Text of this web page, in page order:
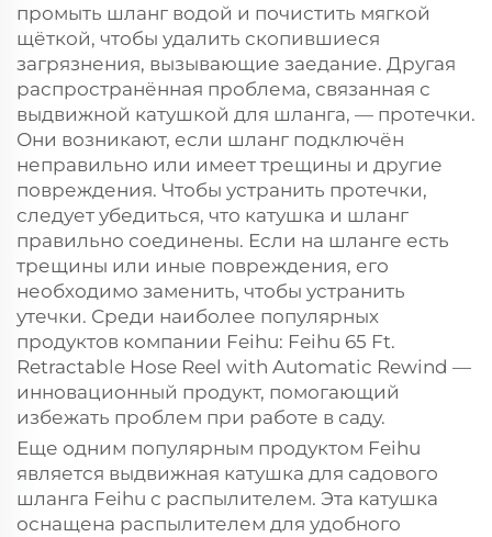
промыть шланг водой и почистить мягкой
щёткой, чтобы удалить скопившиеся
загрязнения, вызывающие заедание. Другая
распространённая проблема, связанная с
выдвижной катушкой для шланга, — протечки.
Они возникают, если шланг подключён
неправильно или имеет трещины и другие
повреждения. Чтобы устранить протечки,
следует убедиться, что катушка и шланг
правильно соединены. Если на шланге есть
трещины или иные повреждения, его
необходимо заменить, чтобы устранить
утечки. Среди наиболее популярных
продуктов компании Feihu: Feihu 65 Ft.
Retractable Hose Reel with Automatic Rewind —
инновационный продукт, помогающий
избежать проблем при работе в саду.
Еще одним популярным продуктом Feihu
является выдвижная катушка для садового
шланга Feihu с распылителем. Эта катушка
оснащена распылителем для удобного